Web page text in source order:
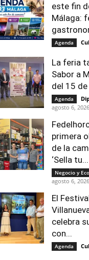
este fin
Málaga:
Agenda
La feria
Sabor a
del 15
Agenda
agosto 6, 2026
primera
de la
‘Sella tu...
Negocio y
agosto 6, 2026
El
celebra
con...
Agenda